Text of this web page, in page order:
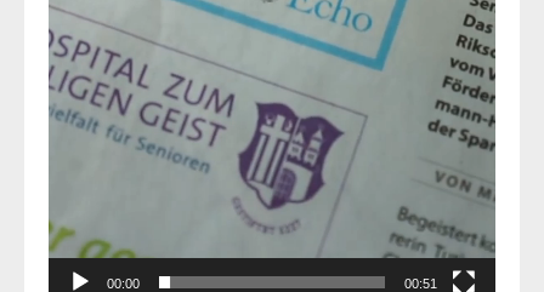
00:00 00:51